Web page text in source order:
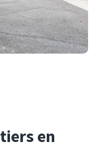
en